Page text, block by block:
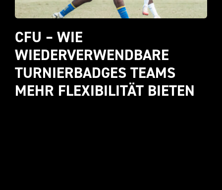
CFU – WIE
WIEDERVERWENDBARE
TURNIERBADGES TEAMS
MEHR FLEXIBILITÄT BIETEN